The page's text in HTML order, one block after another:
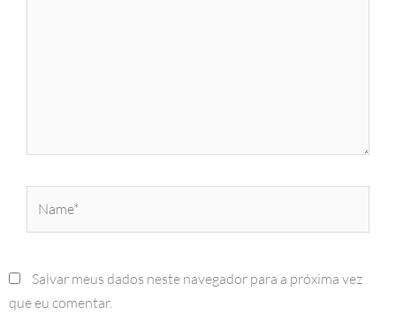
Salvar meus dados neste navegador para a próxima vez
que eu comentar.